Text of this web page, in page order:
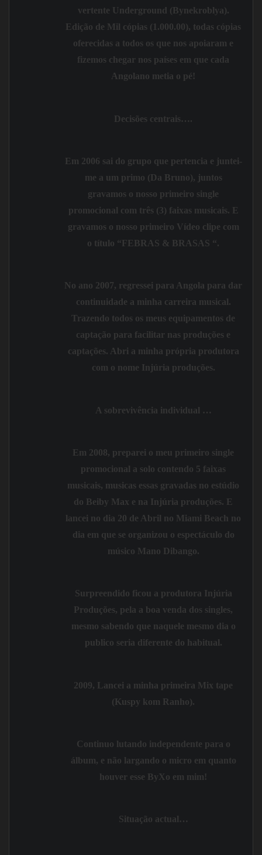
vertente Underground (Bynekroblya).
Edição de Mil cópias (1.000.00), todas cópias
oferecidas a todos os que nos apoiaram e
fizemos chegar nos países em que cada
Angolano metia o pé!
Decisões centrais….
Em 2006 sai do grupo que pertencia e juntei-
me a um primo (Da Bruno), juntos
gravamos o nosso primeiro single
promocional com três (3) faixas musicais. E
gravamos o nosso primeiro Vídeo clipe com
o título “FEBRAS & BRASAS “.
No ano 2007, regressei para Angola para dar
continuidade a minha carreira musical.
Trazendo todos os meus equipamentos de
captação para facilitar nas produções e
captações. Abri a minha própria produtora
com o nome Injúria produções.
A sobrevivência individual …
Em 2008, preparei o meu primeiro single
promocional a solo contendo 5 faixas
musicais, musicas essas gravadas no estúdio
do Beiby Max e na Injúria produções. E
lancei no dia 20 de Abril no Miami Beach no
dia em que se organizou o espectáculo do
músico Mano Dibango.
Surpreendido ficou a produtora Injúria
Produções, pela a boa venda dos singles,
mesmo sabendo que naquele mesmo dia o
publico seria diferente do habitual.
2009, Lancei a minha primeira Mix tape
(Kuspy kom Ranho).
Continuo lutando independente para o
álbum, e não largando o micro em quanto
houver esse ByXo em mim!
Situação actual…